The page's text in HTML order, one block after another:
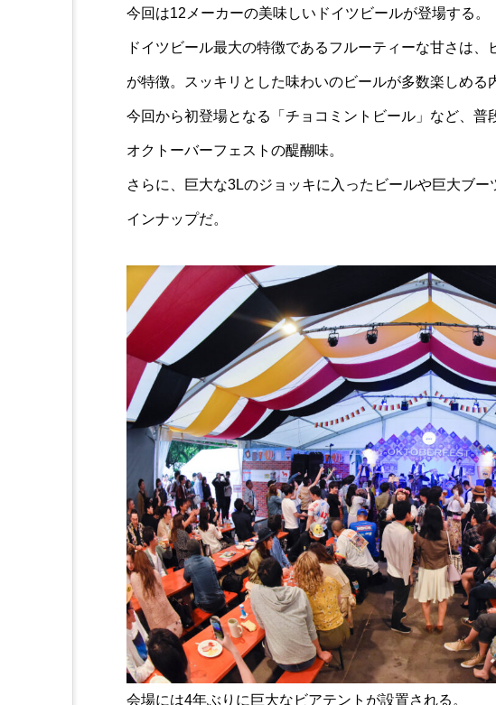
今回は12メーカーの美味しいドイツビールが登場する。
ドイツビール最大の特徴であるフルーティーな甘さは
が特徴。スッキリとした味わいのビールが多数楽しめる
今回から初登場となる「チョコミントビール」など、普
オクトーバーフェストの醍醐味。
さらに、巨大な3Lのジョッキに入ったビールや巨大ブ
インナップだ。
会場には4年ぶりに巨大なビアテントが設置される。